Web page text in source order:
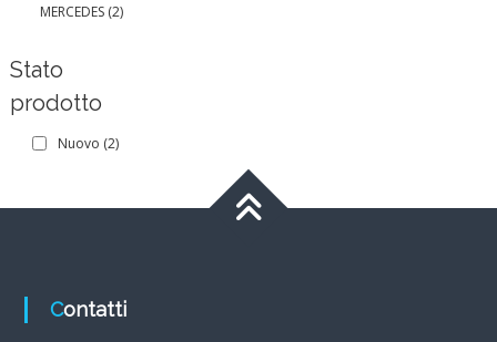
MERCEDES (2)
Stato
prodotto
Nuovo (2)
Contatti